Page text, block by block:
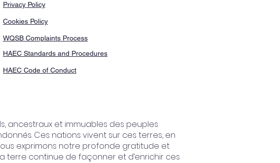
Privacy Policy
Cookies Policy
WQSB Complaints Process
HAEC Standards and Procedures
HAEC Code of Conduct
ancestraux et immuables des peuples
Ces nations vivent sur ces terres, en
exprimons notre profonde gratitude et
terre continue de façonner et d’enrichir ces